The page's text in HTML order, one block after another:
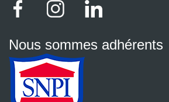
Nous sommes adhérents